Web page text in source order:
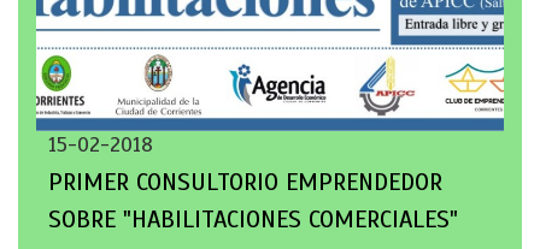
15-02-2018
PRIMER CONSULTORIO EMPRENDEDOR
SOBRE "HABILITACIONES COMERCIALES"